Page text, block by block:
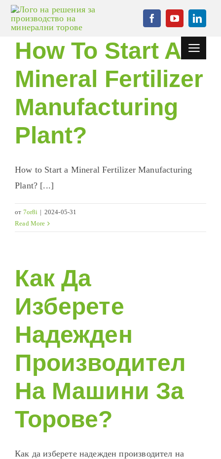
Преминете
към
на
Начало
проекти
Машина за
Новини
How To Start A
Mineral Fertilizer
Manufacturing
Plant?
How to Start a Mineral Fertilizer Manufacturing
Plant? [...]
от 7or8i | 2024-05-31
Read More
Как Да
Изберете
Надежден
Производител
На Машини За
Торове?
Как да изберете надежден производител на